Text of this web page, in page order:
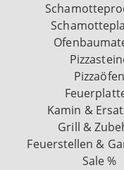
Pizzaöfen
Kamin &
Grill &
Feuerstellen &
Sale %